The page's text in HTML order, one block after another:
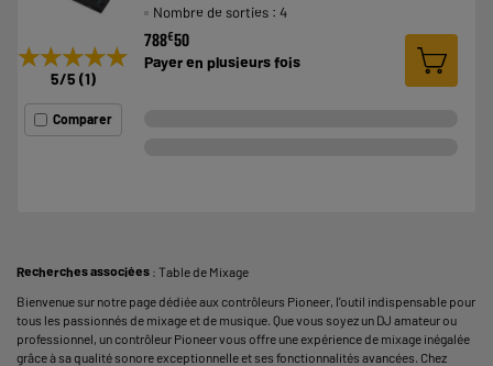
★★★★★
★★★★★
5/5 (1)
Comparer
Nombre de sorties : 4
788€50
Payer en plusieurs fois
Recherches associées : Table de Mixage
Bienvenue sur notre page dédiée aux contrôleurs Pioneer, l'outil indispensable pour
tous les passionnés de mixage et de musique. Que vous soyez un DJ amateur ou
professionnel, un contrôleur Pioneer vous offre une expérience de mixage inégalée
grâce à sa qualité sonore exceptionnelle et ses fonctionnalités avancées. Chez